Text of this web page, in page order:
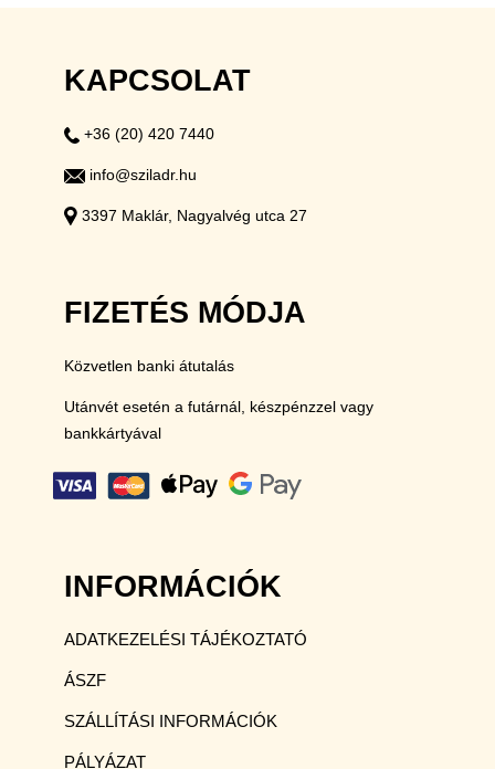
KAPCSOLAT
+36 (20) 420 7440
info@sziladr.hu
3397 Maklár, Nagyalvég utca 27
FIZETÉS MÓDJA
Közvetlen banki átutalás
Utánvét esetén a futárnál, készpénzzel vagy
bankkártyával
INFORMÁCIÓK
ADATKEZELÉSI TÁJÉKOZTATÓ
ÁSZF
SZÁLLÍTÁSI INFORMÁCIÓK
PÁLYÁZAT